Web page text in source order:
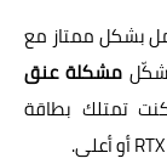
بشكل ممتاز مع
تشكّلمشكلة عنق
تمتلك بطاقة